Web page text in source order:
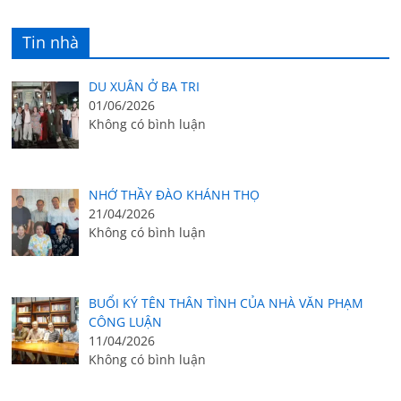
Tin nhà
DU XUÂN Ở BA TRI
01/06/2026
Không có bình luận
NHỚ THẦY ĐÀO KHÁNH THỌ
21/04/2026
Không có bình luận
BUỔI KÝ TÊN THÂN TÌNH CỦA NHÀ VĂN PHẠM
CÔNG LUẬN
11/04/2026
Không có bình luận